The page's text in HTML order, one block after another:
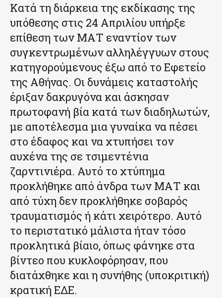
Κατά τη διάρκεια της εκδίκασης της
υπόθεσης στις 24 Απριλίου υπήρξε
επίθεση των ΜΑΤ εναντίον των
συγκεντρωμένων αλληλέγγυων στους
κατηγορούμενους έξω από το Εφετείο
της Αθήνας. Οι δυνάμεις καταστολής
έριξαν δακρυγόνα και άσκησαν
πρωτοφανή βία κατά των διαδηλωτών,
με αποτέλεσμα μια γυναίκα να πέσει
στο έδαφος και να χτυπήσει τον
αυχένα της σε τσιμεντένια
ζαρντινιέρα. Αυτό το χτύπημα
προκλήθηκε από άνδρα των ΜΑΤ και
από τύχη δεν προκλήθηκε σοβαρός
τραυματισμός ή κάτι χειρότερο. Αυτό
το περιστατικό μάλιστα ήταν τόσο
προκλητικά βίαιο, όπως φάνηκε στα
βίντεο που κυκλοφόρησαν, που
διατάχθηκε και η συνήθης (υποκριτική)
κρατική ΕΔΕ.